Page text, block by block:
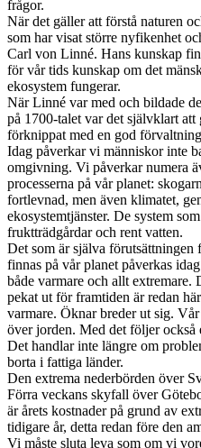
frågor.
När det gäller att förstå naturen
som har visat större nyfikenhet
Carl von Linné. Hans kunskap
för vår tids kunskap om det
ekosystem fungerar.
När Linné var med och bildade
på 1700-talet var det självklart
förknippat med en god
Idag påverkar vi människor inte
omgivning. Vi påverkar numera
processerna på vår planet:
fortlevnad, men även klimatet,
ekosystemtjänster. De system
fruktträdgårdar och rent vatten.
Det som är själva
finnas på vår planet påverkas
både varmare och allt extremare.
pekat ut för framtiden är redan
varmare. Öknar breder ut sig.
över jorden. Med det följer också
Det handlar inte längre om
borta i fattiga länder.
Den extrema nederbörden över
Förra veckans skyfall över
är årets kostnader på grund av
tidigare år, detta redan före den
Vi måste sluta leva som om vi